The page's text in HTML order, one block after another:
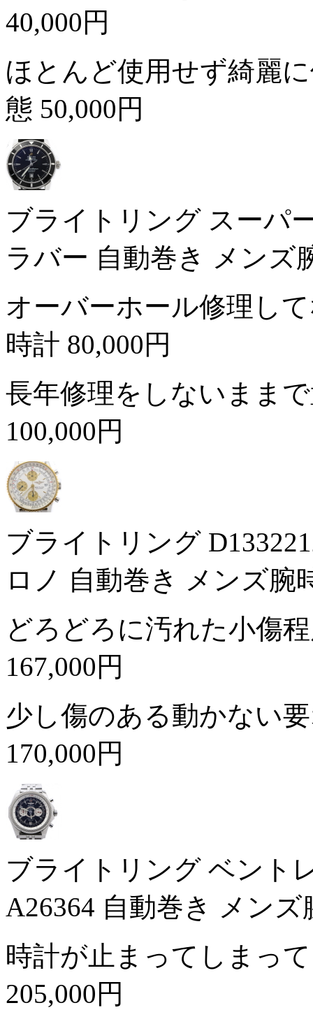
40,000円
ほとんど使用せず綺麗
態 50,000円
ブライトリング スーパ
ラバー 自動巻き メンズ
オーバーホール修理し
時計 80,000円
長年修理をしないまま
100,000円
ブライトリング
ロノ 自動巻き メンズ腕
どろどろに汚れた小傷
167,000円
少し傷のある動かない
170,000円
ブライトリング ベント
A26364 自動巻き メンズ
時計が止まってしまっ
205,000円